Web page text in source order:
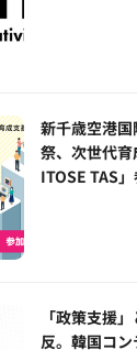
新千歳空港
祭、次世代
ITOSE TAS
「政策支援
反。韓国コ